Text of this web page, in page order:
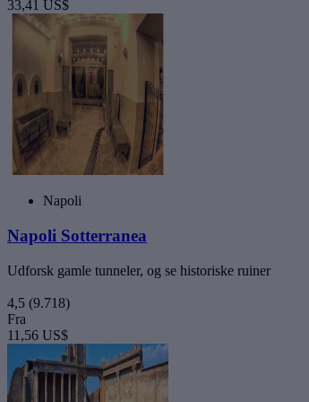
33,41 US$
Napoli
Napoli Sotterranea
Udforsk gamle tunneler, og se historiske ruiner
4,5 (9.718)
Fra
11,56 US$